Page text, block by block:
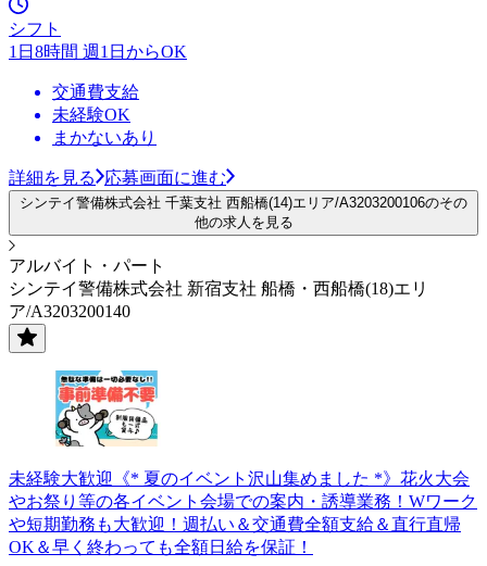
シフト
1日8時間 週1日からOK
交通費支給
未経験OK
まかないあり
詳細を見る 応募画面に進む
シンテイ警備株式会社 千葉支社 西船橋(14)エリア/A3203200106のその
他の求人を見る
アルバイト・パート
シンテイ警備株式会社 新宿支社 船橋・西船橋(18)エリ
ア/A3203200140
未経験大歓迎《* 夏のイベント沢山集めました *》花火大会
やお祭り等の各イベント会場での案内・誘導業務！Wワーク
や短期勤務も大歓迎！週払い＆交通費全額支給＆直行直帰
OK＆早く終わっても全額日給を保証！